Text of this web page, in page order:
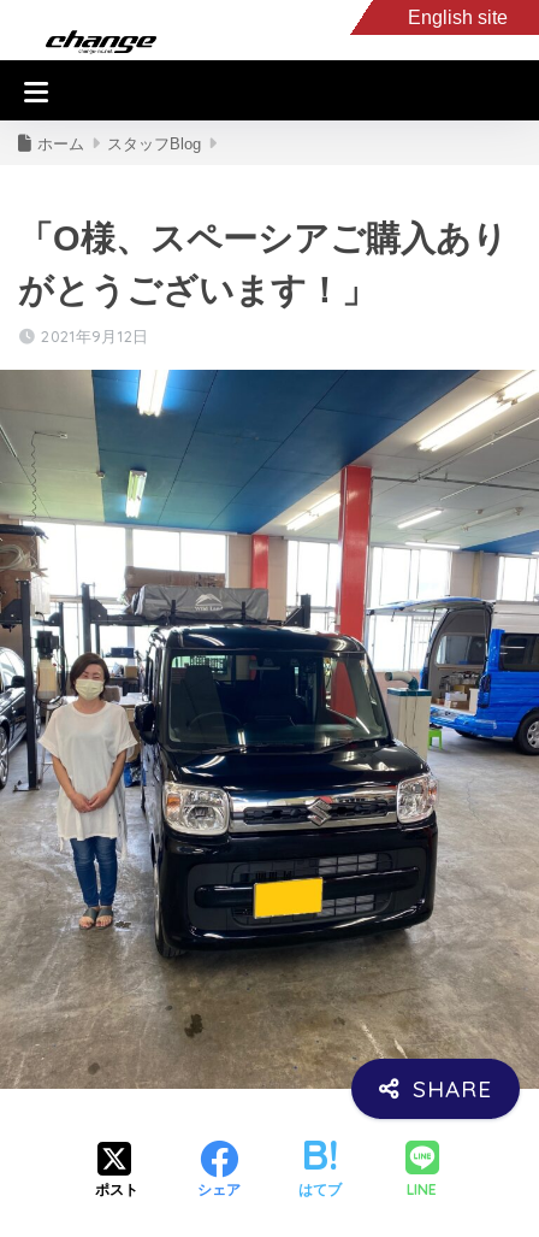
English site
入庫車情報
ホーム スタッフBlog
「O様、スペーシアご購入あり
がとうございます！」
2021年9月12日
ポスト シェア はてブ LINE